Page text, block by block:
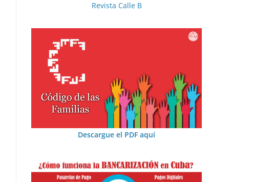
Revista Calle B
Descargue el PDF aquí